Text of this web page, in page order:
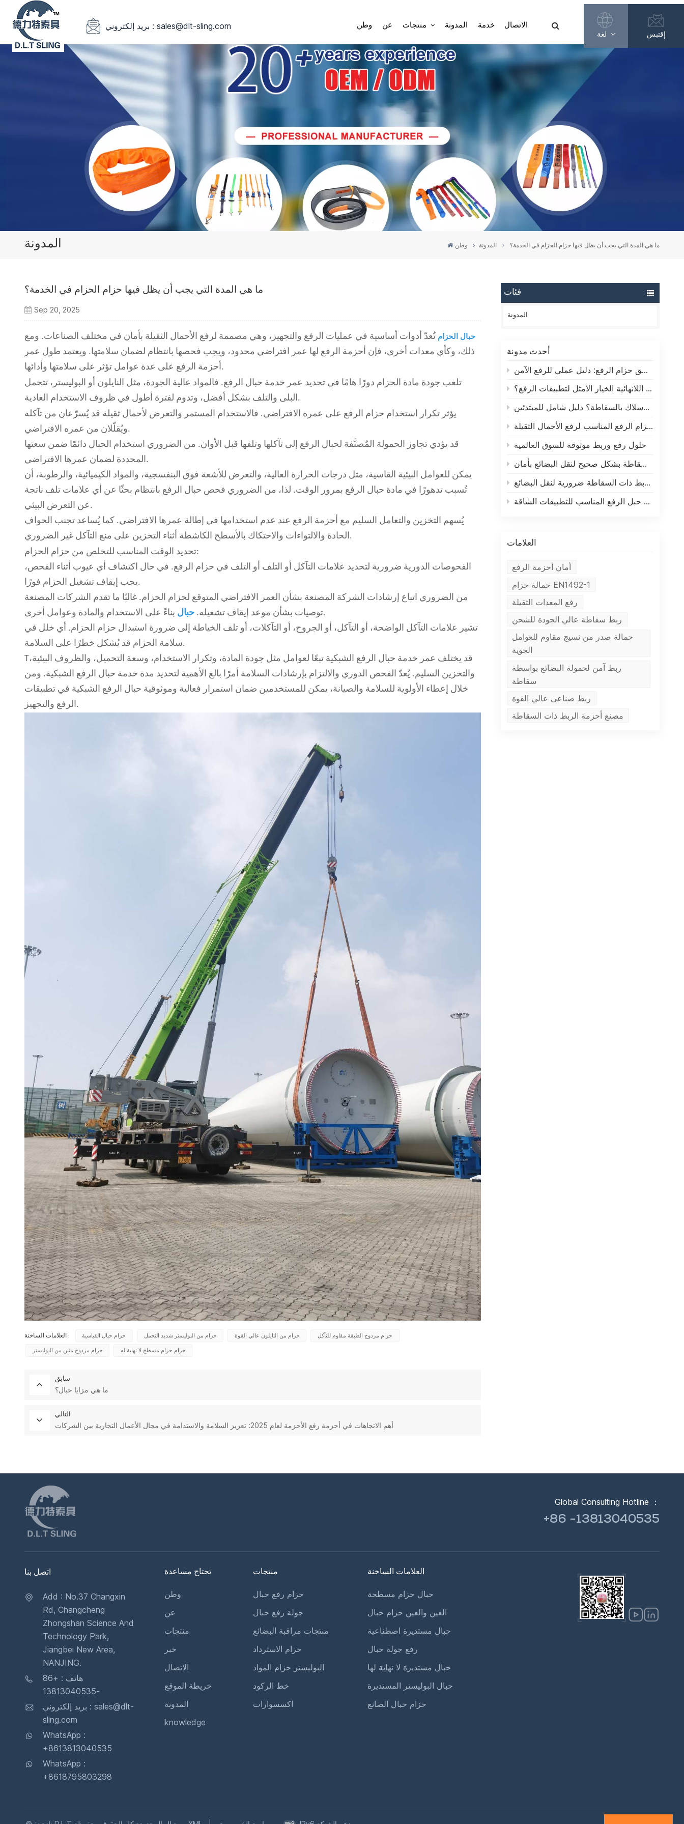
بريد إلكتروني : sales@dlt-sling.com وطن عن المدونة خدمة الاتصال
Français
Русский
Español
عربي
إقتبس
المدونة وطن المدونة ما هي المدة التي يجب أن يظل فيها حزام الحزام في الخدمة؟
فئات
المدونة
أحدث مدونة
كيفية قراءة ملصق حزام الرفع: دليل عملي للرفع الآمن
لماذا تُعدّ الحبال الدائرية اللانهائية الخيار الأمثل لتطبيقات الرفع؟
ما هو ربط الأسلاك بالسقاطة؟ دليل شامل للمبتدئين
كيفية اختيار حزام الرفع المناسب لرفع الأحمال الثقيلة
حلول رفع وربط موثوقة للسوق العالمية
كيفية استخدام أحزمة الربط ذات السقاطة بشكل صحيح لنقل البضائع بأمان
لماذا تعتبر أحزمة الربط ذات السقاطة ضرورية لنقل البضائع
كيفية اختيار حبل الرفع المناسب للتطبيقات الشاقة
العلامات
أمان أحزمة الرفع
حمالة حزام EN1492-1
رفع المعدات الثقيلة
ربط سقاطة عالي الجودة للشحن
حمالة صدر من نسيج مقاوم للعوامل
الجوية
ربط آمن لحمولة البضائع بواسطة
سقاطة
ربط صناعي عالي القوة
مصنع أحزمة الربط ذات السقاطة
ما هي المدة التي يجب أن يظل فيها حزام الحزام في الخدمة؟
Sep 20, 2025
حبال الحزام تُعدّ أدوات أساسية في عمليات الرفع والتجهيز، وهي مصممة لرفع الأحمال الثقيلة بأمان في مختلف الصناعات. ومع
ذلك، وكأي معدات أخرى، فإن أحزمة الرفع لها عمر افتراضي محدود، ويجب فحصها بانتظام لضمان سلامتها. ويعتمد طول عمر
أحزمة الرفع على عدة عوامل تؤثر على سلامتها وأدائها.
تلعب جودة مادة الحزام دورًا هامًا في تحديد عمر خدمة حبال الرفع. فالمواد عالية الجودة، مثل النايلون أو البوليستر، تتحمل
البلى والتلف بشكل أفضل، وتدوم لفترة أطول في ظروف الاستخدام العادية.
يؤثر تكرار استخدام حزام الرفع على عمره الافتراضي. فالاستخدام المستمر والتعرض لأحمال ثقيلة قد يُسرّعان من تآكله
ويُقلّلان من عمره الافتراضي.
قد يؤدي تجاوز الحمولة المُصنَّفة لحبال الرفع إلى تآكلها وتلفها قبل الأوان. من الضروري استخدام الحبال دائمًا ضمن سعتها
المحددة لضمان عمرها الافتراضي.
يمكن للعوامل البيئية القاسية، مثل درجات الحرارة العالية، والتعرض للأشعة فوق البنفسجية، والمواد الكيميائية، والرطوبة، أن
تُسبب تدهورًا في مادة حبال الرفع بمرور الوقت. لذا، من الضروري فحص حبال الرفع بانتظام بحثًا عن أي علامات تلف ناتجة
عن التعرض البيئي.
يُسهم التخزين والتعامل السليم مع أحزمة الرفع عند عدم استخدامها في إطالة عمرها الافتراضي. كما يُساعد تجنب الحواف
الحادة والالتواءات والاحتكاك بالأسطح الكاشطة أثناء التخزين على منع التآكل غير الضروري.
تحديد الوقت المناسب للتخلص من حزام الحزام:
الفحوصات الدورية ضرورية لتحديد علامات التآكل أو التلف أو التلف في حزام الرفع. في حال اكتشاف أي عيوب أثناء الفحص،
يجب إيقاف تشغيل الحزام فورًا.
من الضروري اتباع إرشادات الشركة المصنعة بشأن العمر الافتراضي المتوقع لحزام الحزام. غالبًا ما تقدم الشركات المصنعة
توصيات بشأن موعد إيقاف تشغيله. حبال
بناءً على الاستخدام والمادة وعوامل أخرى.
تشير علامات التآكل الواضحة، أو التآكل، أو الجروح، أو التآكلات، أو تلف الخياطة إلى ضرورة استبدال حزام الحزام. أي خلل في
سلامة الحزام قد يُشكل خطرًا على السلامة.
Tقد يختلف عمر خدمة حبال الرفع الشبكية تبعًا لعوامل مثل جودة المادة، وتكرار الاستخدام، وسعة التحميل، والظروف البيئية،
والتخزين السليم. يُعدّ الفحص الدوري والالتزام بإرشادات السلامة أمرًا بالغ الأهمية لتحديد مدة خدمة حبال الرفع الشبكية. ومن
خلال إعطاء الأولوية للسلامة والصيانة، يمكن للمستخدمين ضمان استمرار فعالية وموثوقية حبال الرفع الشبكية في تطبيقات
الرفع والتجهيز.
العلامات الساخنة : حزام حبال القياسية حزام من البوليستر شديد التحمل حزام من النايلون عالي القوة حزام مزدوج الطبقة مقاوم للتآكل
حزام مزدوج متين من البوليستر حزام حزام مسطح لا نهاية له
سابق
ما هي مزايا حبال؟
التالي
أهم الاتجاهات في أحزمة رفع الأحزمة لعام 2025: تعزيز السلامة والاستدامة في مجال الأعمال التجارية بين الشركات
Global Consulting Hotline ：
+86 -13813040535
اتصل بنا
Add : No.37 Changxin
Rd, Changcheng
Zhongshan Science And
Technology Park,
Jiangbei New Area,
NANJING.
هاتف : +86
-13813040535
بريد إلكتروني : sales@dlt-
sling.com
WhatsApp :
+8613813040535
WhatsApp :
+8618795803298
تحتاج مساعدة
وطن
عن
منتجات
خبر
الاتصال
خريطة الموقع
المدونة
knowledge
منتجات
حزام رفع حبال
جولة رفع حبال
منتجات مراقبة البضائع
حزام الاسترداد
البوليستر حزام المواد
خط الركود
اكسسوارات
العلامات الساخنة
حبال حزام مسطحة
العين والعين حزام حبال
حبال مستديرة اصطناعية
رفع جولة حبال
حبال مستديرة لا نهاية لها
حبال البوليستر المستديرة
حزام حبال الصانع